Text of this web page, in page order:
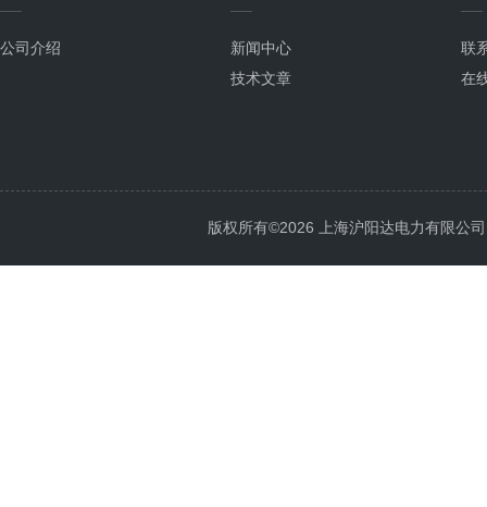
公司介绍
新闻中心
技术文章
联
在
版权所有©2026 上海沪阳达电力有限公